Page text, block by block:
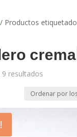
/ Productos
resultados